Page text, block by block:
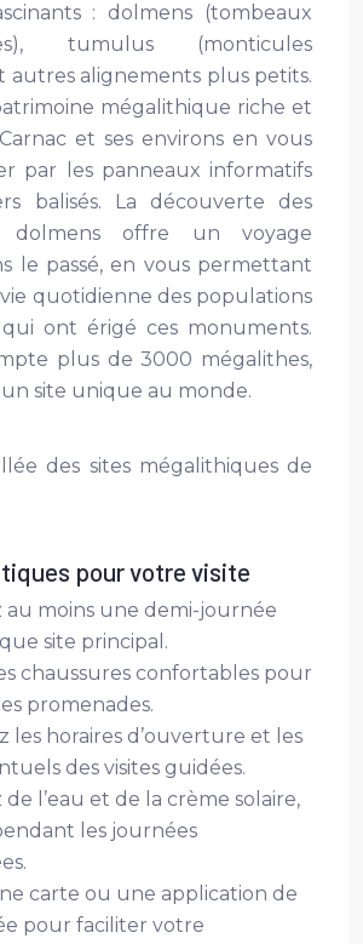
: dolmens (tombeaux
tumulus (monticules
autres alignements plus petits.
mégalithique riche et
et ses environs en vous
par les panneaux informatifs
balisés. La découverte des
dolmens offre un voyage
le passé, en vous permettant
vie quotidienne des populations
ont érigé ces monuments.
plus de 3000 mégalithes,
site unique au monde.
pour votre visite
au moins une demi-journée
site principal.
chaussures confortables pour
promenades.
les horaires d’ouverture et les
des visites guidées.
l’eau et de la crème solaire,
les journées
carte ou une application de
pour faciliter votre